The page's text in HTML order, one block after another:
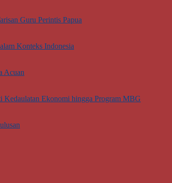
Guru Perintis Papua
Konteks Indonesia
Acuan
Ekonomi hingga Program MBG